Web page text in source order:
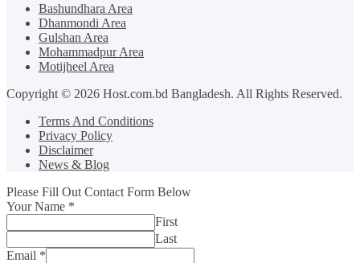
Bashundhara Area
Dhanmondi Area
Gulshan Area
Mohammadpur Area
Motijheel Area
Copyright © 2026 Host.com.bd Bangladesh. All Rights Reserved.
Terms And Conditions
Privacy Policy
Disclaimer
News & Blog
Please Fill Out Contact Form Below
Your Name *
First
Last
Email *